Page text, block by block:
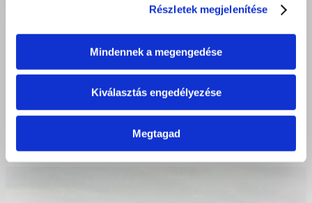
Részletek megjelenítése
Mindennek a megengedése
Kiválasztás engedélyezése
Megtagad
A Mikulás is fodrászhoz jár! Nyíregyháza 2024